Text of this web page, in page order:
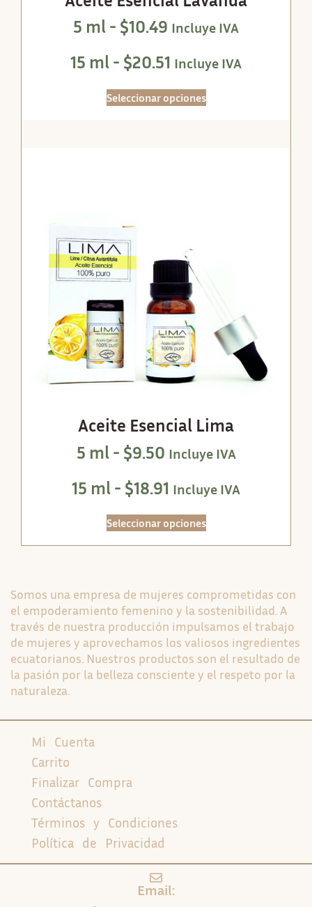
5 ml - $10.49 Incluye IVA
15 ml - $20.51 Incluye IVA
Seleccionar opciones
Aceite Esencial Lima
5 ml - $9.50 Incluye IVA
15 ml - $18.91 Incluye IVA
Seleccionar opciones
Somos una empresa de mujeres comprometidas con
el empoderamiento femenino y la sostenibilidad. A
través de nuestra producción impulsamos el trabajo
de mujeres y aprovechamos los valiosos ingredientes
ecuatorianos. Nuestros productos son el resultado de
la pasión por la belleza consciente y el respeto por la
naturaleza.
Mi Cuenta
Carrito
Finalizar Compra
Contáctanos
Términos y Condiciones
Política de Privacidad
Email: